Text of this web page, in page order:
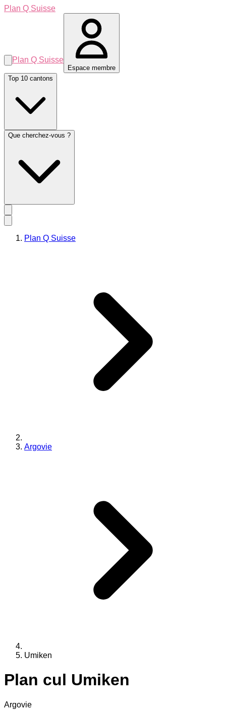
Plan Q Suisse
Plan Q Suisse
Espace membre
Top 10 cantons
Que cherchez-vous ?
Plan Q Suisse
Argovie
Umiken
Plan cul Umiken
Argovie